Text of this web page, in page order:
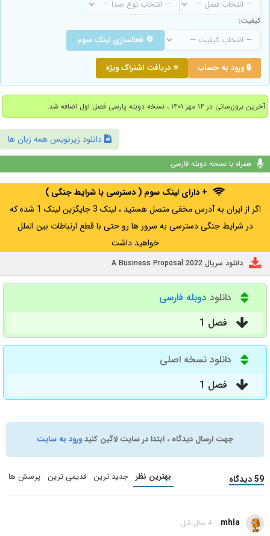
کیفیت:
🔄 فعالسازی لینک سوم
🔒 ورود به حساب ⭐ دریافت اشتراک ویژه
آخرین بروزرسانی در ۱۴ مهر ۱۴۰۱ ، نسخه دوبله پارسی فصل اول اضافه شد.
دانلود زیرنویس همه زبان ها
همراه با نسخه دوبله فارسی
+ دارای لینک سوم ( دسترسی با شرایط جنگی )
اگر از ایران به آدرس مخفی متصل هستید ، لینک 3 جایگزین لینک 1 شده که
در شرایط جنگی دسترسی به سرور ها رو حتی با قطع ارتباطات بین الملل
خواهید داشت
دانلود سریال A Business Proposal 2022
دانلود دوبله فارسی
فصل 1
دانلود نسخه اصلی
فصل 1
جهت ارسال دیدگاه ، ابتدا در سایت لاگین کنیدورود به سایت
59 دیدگاه بهترین نظر جدید ترین قدیمی ترین پرسش ها
mhla 4 سال قبل